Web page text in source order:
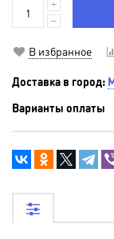
В избранное
Доставка в город:
Варианты оплаты